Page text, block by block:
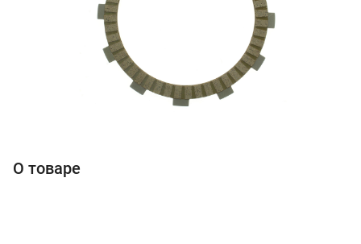
О товаре